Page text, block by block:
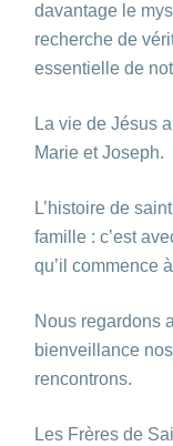
davantage le
recherche de
essentielle de
La vie de Jésus
Marie et Joseph.
L’histoire de
famille : c’est
qu’il commence
Nous regardons
bienveillance
rencontrons.
Les Frères de